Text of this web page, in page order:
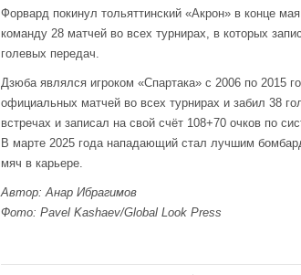
Форвард покинул тольяттинский «Акрон» в конце
команду 28 матчей во всех турнирах, в которых
голевых передач.
Дзюба являлся игроком «Спартака» с 2006 по 2015
официальных матчей во всех турнирах и забил 38
встречах и записал на свой счёт 108+70 очков по
В марте 2025 года нападающий стал лучшим
мяч в карьере.
Автор: Анар Ибрагимов
Фото: Pavel Kashaev/Global Look Press